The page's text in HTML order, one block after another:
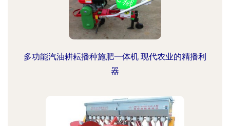
多功能汽油耕耘播种施肥一体机 现代农业的精播利
器